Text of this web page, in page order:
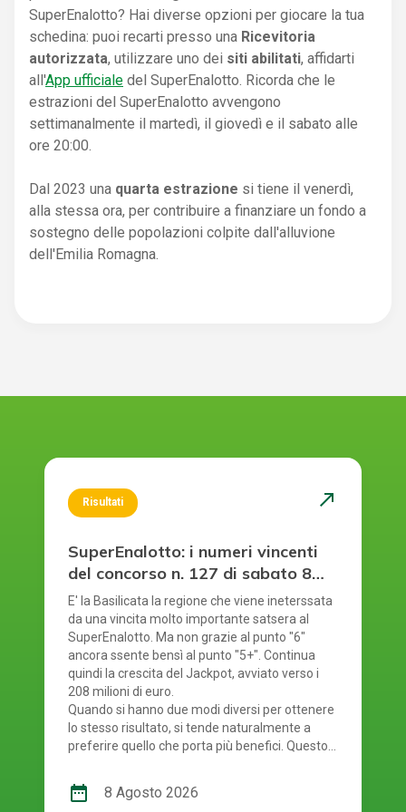
SuperEnalotto? Hai diverse opzioni per giocare la tua
schedina: puoi recarti presso una Ricevitoria
autorizzata, utilizzare uno dei siti abilitati, affidarti
all'App ufficiale del SuperEnalotto. Ricorda che le
estrazioni del SuperEnalotto avvengono
settimanalmente il martedì, il giovedì e il sabato alle
ore 20:00.
Dal 2023 una quarta estrazione si tiene il venerdì,
alla stessa ora, per contribuire a finanziare un fondo a
sostegno delle popolazioni colpite dall'alluvione
dell'Emilia Romagna.
Risultati north_east
SuperEnalotto: i numeri vincenti
del concorso n. 127 di sabato 8
agosto 2026
E' la Basilicata la regione che viene ineterssata
da una vincita molto importante satsera al
SuperEnalotto. Ma non grazie al punto "6"
ancora ssente bensì al punto "5+". Continua
quindi la crescita del Jackpot, avviato verso i
208 milioni di euro.
Quando si hanno due modi diversi per ottenere
lo stesso risultato, si tende naturalmente a
preferire quello che porta più benefici. Questo
gioca al SuperEnalotto. Infatti, per giocare al
SuperEnalotto si può scegliere tra due opzioni:
date_range 8 Agosto 2026